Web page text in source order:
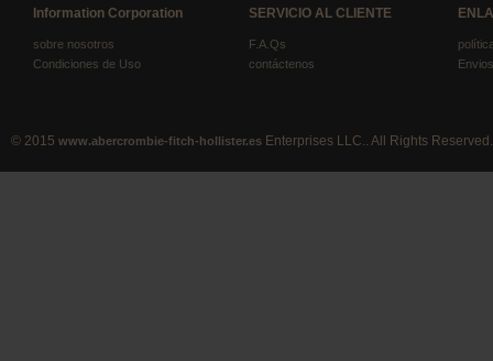
Information Corporation
sobre nosotros
Condiciones de Uso
SERVICIO AL CLIENTE
F.A.Qs
contáctenos
© 2015 www.abercrombie-fitch-hollister.es Enterprises LLC.. All Rights Reserved.